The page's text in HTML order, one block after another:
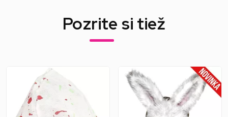
Pozrite si tiež